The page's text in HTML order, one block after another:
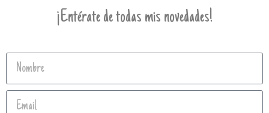
¡Entérate de todas mis novedades!